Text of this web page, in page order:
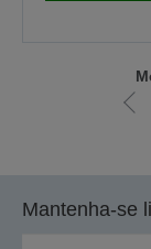
Ir
Mantenha-se